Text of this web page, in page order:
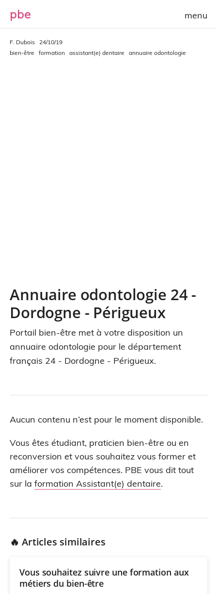
pbe
F. Dubois
24/10/19
bien-être
formation assistant(e) dentaire annuaire odontologie
Annuaire odontologie 24 -
Dordogne - Périgueux
Portail bien-être met à votre disposition un
annuaire odontologie pour le département
français 24 - Dordogne - Périgueux.
Aucun contenu n’est pour le moment disponible.
Vous êtes étudiant, praticien bien-être ou en
reconversion et vous souhaitez vous former et
améliorer vos compétences. PBE vous dit tout
sur la formation Assistant(e) dentaire.
🔥 Articles similaires
Vous souhaitez suivre une formation aux
métiers du bien-être